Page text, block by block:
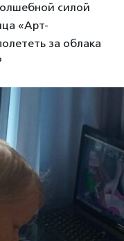
силой
«Арт-
за облака